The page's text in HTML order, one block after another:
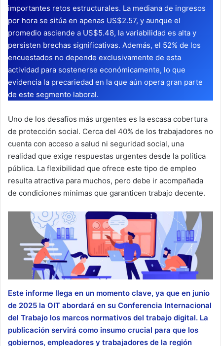
importantes retos estructurales. La mediana de ingresos
por hora se sitúa en apenas US$2.57, y aunque el
promedio asciende a US$5.48, la variabilidad es alta y
persisten brechas significativas. Además, el 52% de los
encuestados no depende exclusivamente de esta
actividad para sostenerse económicamente, lo que
evidencia la precariedad en la que aún opera gran parte
de este segmento laboral.
Uno de los desafíos más urgentes es la escasa cobertura
de protección social. Cerca del 40% de los trabajadores no
cuenta con acceso a salud ni seguridad social, una
realidad que exige respuestas urgentes desde la política
pública. La flexibilidad que ofrece este tipo de empleo
resulta atractiva para muchos, pero debe ir acompañada
de condiciones mínimas que garanticen trabajo decente.
Este informe llega en un momento clave, ya que en junio
de 2025 la OIT abordará en su Conferencia Internacional
del Trabajo los marcos normativos del trabajo digital. La
publicación servirá como insumo crucial para que los
gobiernos, empleadores y trabajadores de la región